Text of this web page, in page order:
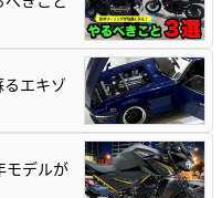
エキゾ
モデルが